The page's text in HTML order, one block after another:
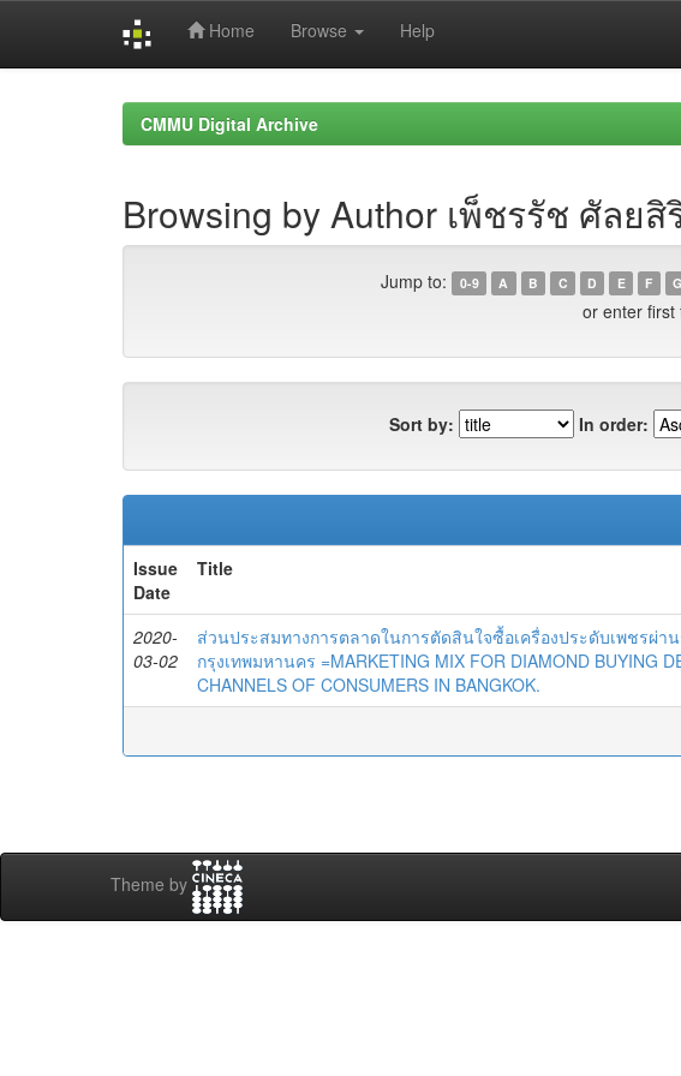
Home Browse Help
CMMU Digital Archive
Browsing by Author เพ็ชรรัช ศัลยสิ
Jump to: 0-9 A B C D E F G
or enter first
Sort by: In order:
Issue
Date
Title
2020-
03-02
ส่วนประสมทางการตลาดในการตัดสินใจซื้อเครื่องประดับเพชรผ่า
กรุงเทพมหานคร =MARKETING MIX FOR DIAMOND BUYING
CHANNELS OF CONSUMERS IN BANGKOK.
Theme by